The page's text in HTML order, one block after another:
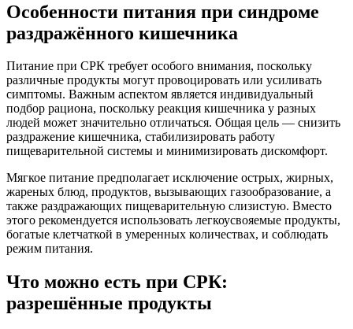
Особенности питания при синдроме
раздражённого кишечника
Питание при СРК требует особого внимания, поскольку
различные продукты могут провоцировать или усиливать
симптомы. Важным аспектом является индивидуальный
подбор рациона, поскольку реакция кишечника у разных
людей может значительно отличаться. Общая цель — снизить
раздражение кишечника, стабилизировать работу
пищеварительной системы и минимизировать дискомфорт.
Мягкое питание предполагает исключение острых, жирных,
жареных блюд, продуктов, вызывающих газообразование, а
также раздражающих пищеварительную слизистую. Вместо
этого рекомендуется использовать легкоусвояемые продукты,
богатые клетчаткой в умеренных количествах, и соблюдать
режим питания.
Что можно есть при СРК:
разрешённые продукты